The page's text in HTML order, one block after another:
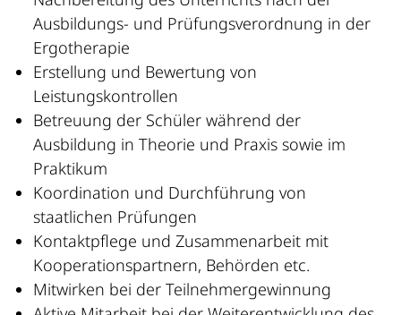
Ausbildungs- und Prüfungsverordnung in der
Ergotherapie
Erstellung und Bewertung von
Leistungskontrollen
Betreuung der Schüler während der
Ausbildung in Theorie und Praxis sowie im
Praktikum
Koordination und Durchführung von
staatlichen Prüfungen
Kontaktpflege und Zusammenarbeit mit
Kooperationspartnern, Behörden etc.
Mitwirken bei der Teilnehmergewinnung